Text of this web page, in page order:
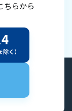
ちらから
く）